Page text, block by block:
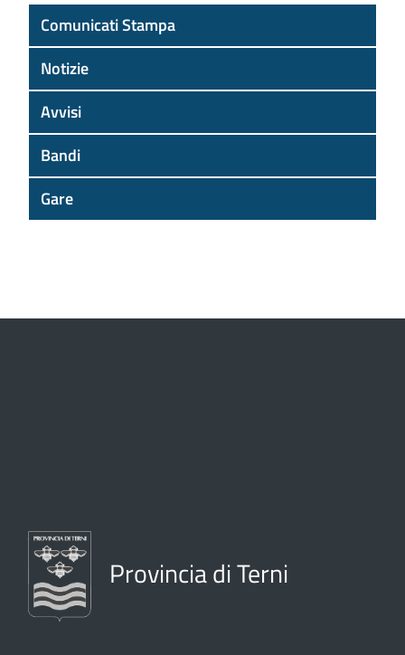
Comunicati Stampa
Notizie
Avvisi
Bandi
Gare
Provincia di Terni